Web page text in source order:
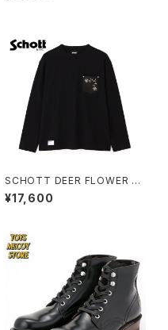
SCHOTT DEER FLOWER S
TUDS LS T-SHIRT
¥17,600